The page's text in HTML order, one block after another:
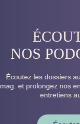
NOS
Écoutez les dossiers
mag. et prolongez nos
entretiens